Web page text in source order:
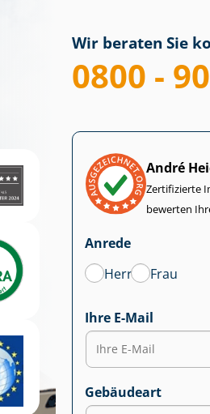
Wir beraten Sie
0800 -
André
Zertifizierte
bewerten
Anrede
Herr
Frau
Ihre E-Mail
Gebäudeart